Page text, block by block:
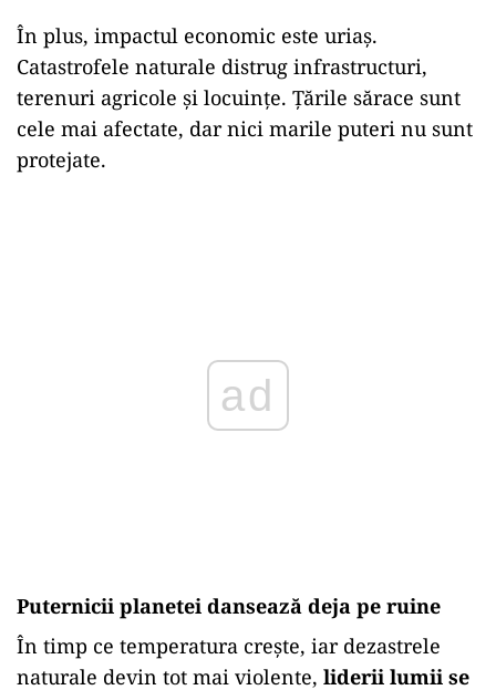
În plus, impactul economic este uriaș.
Catastrofele naturale distrug infrastructuri,
terenuri agricole și locuințe. Țările sărace sunt
cele mai afectate, dar nici marile puteri nu sunt
protejate.
ad
Puternicii planetei dansează deja pe ruine
În timp ce temperatura crește, iar dezastrele
naturale devin tot mai violente, liderii lumii se